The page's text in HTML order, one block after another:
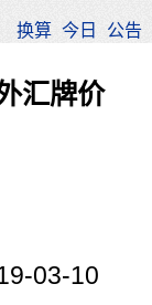
换算 今日 公告
汇牌价
03-10